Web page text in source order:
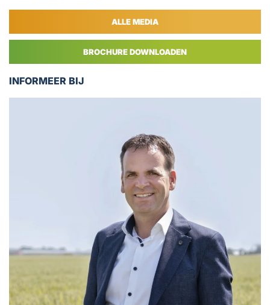
ALLE MEDIA
BROCHURE DOWNLOADEN
INFORMEER BIJ